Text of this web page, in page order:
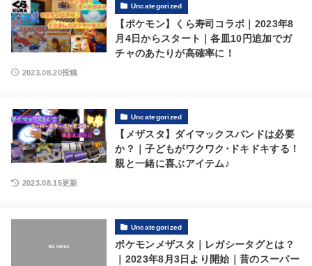
Uncategorized
【ポケモン】くら寿司コラボ｜2023年8
月4日からスタート｜各皿10円追加でガ
チャのあたりが高確率に！
2023.08.20投稿
Uncategorized
【メザスタ】ダイマックスバンドは必要
か？｜子どもがワクワク･ドキドキする！
親と一緒に喜ぶアイテム♪
2023.08.15更新
Uncategorized
ポケモンメザスタ｜レガシータグとは？
｜2023年8月3日より開始｜昔のスーパー